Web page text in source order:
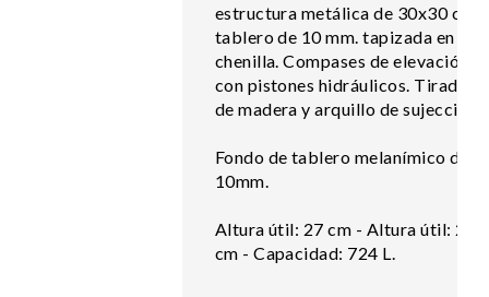
estructura metálica de 30x30 con
tablero de 10 mm. tapizada en
chenilla. Compases de elevación
con pistones hidráulicos. Tirador
de madera y arquillo de sujección.
Fondo de tablero melanímico de
10mm.
Altura útil: 27 cm - Altura útil: 20
cm - Capacidad: 724 L.